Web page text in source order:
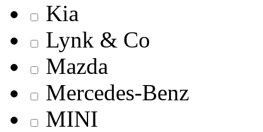
Kia
Lynk & Co
Mazda
Mercedes-Benz
MINI